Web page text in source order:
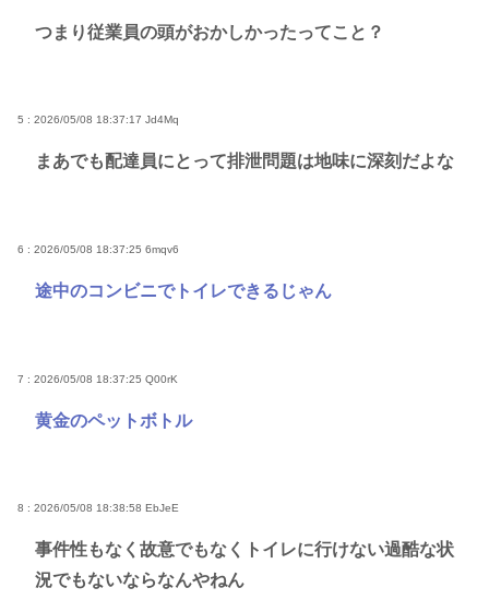
つまり従業員の頭がおかしかったってこと？
5 : 2026/05/08 18:37:17 Jd4Mq
まあでも配達員にとって排泄問題は地味に深刻だよな
6 : 2026/05/08 18:37:25 6mqv6
途中のコンビニでトイレできるじゃん
7 : 2026/05/08 18:37:25 Q00rK
黄金のペットボトル
8 : 2026/05/08 18:38:58 EbJeE
事件性もなく故意でもなくトイレに行けない過酷な状
況でもないならなんやねん